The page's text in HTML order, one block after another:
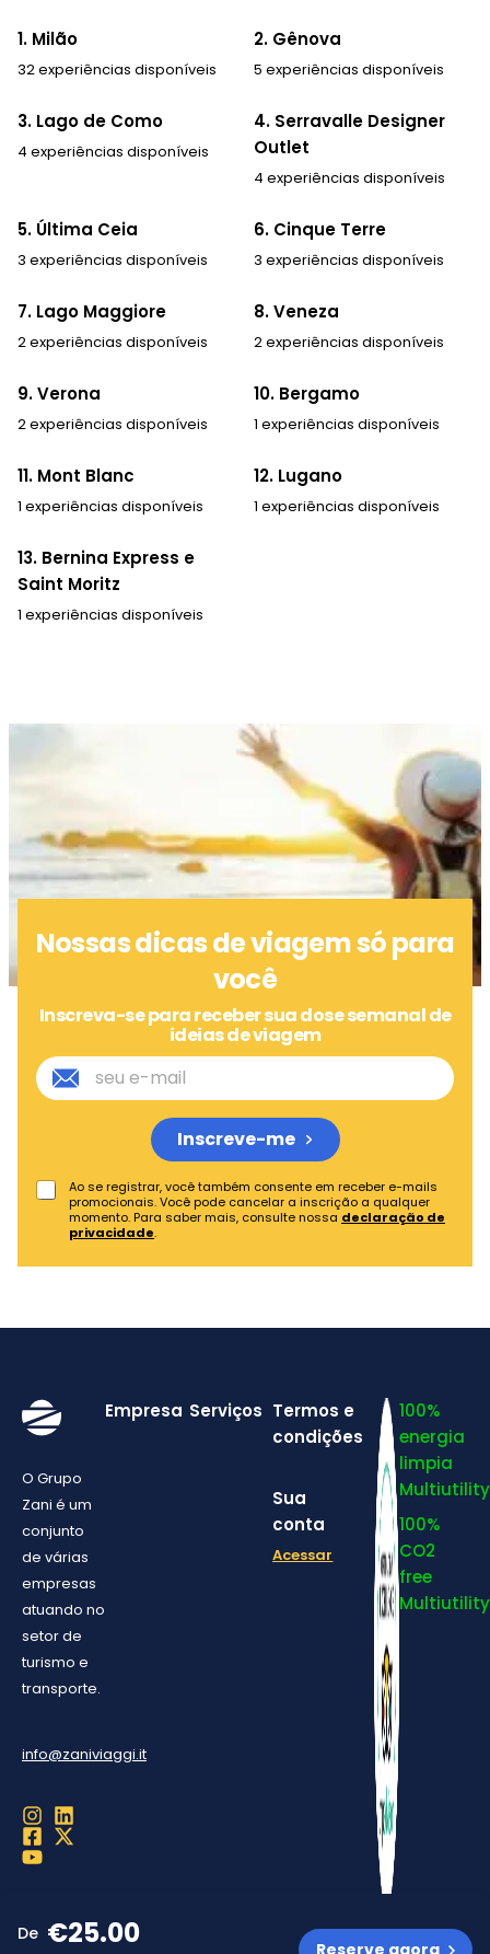
De €25.00 Reserve agora
1. Milão
32 experiências disponíveis
2. Gênova
5 experiências disponíveis
3. Lago de Como
4 experiências disponíveis
4. Serravalle Designer
Outlet
4 experiências disponíveis
5. Última Ceia
3 experiências disponíveis
6. Cinque Terre
3 experiências disponíveis
7. Lago Maggiore
2 experiências disponíveis
8. Veneza
2 experiências disponíveis
9. Verona
2 experiências disponíveis
10. Bergamo
1 experiências disponíveis
11. Mont Blanc
1 experiências disponíveis
12. Lugano
1 experiências disponíveis
13. Bernina Express e
Saint Moritz
1 experiências disponíveis
Nossas dicas de viagem só para
você
Inscreva-se para receber sua dose semanal de
ideias de viagem
Ao se registrar, você também consente em receber e-mails
promocionais. Você pode cancelar a inscrição a qualquer
momento. Para saber mais, consulte nossa declaração de
privacidade.
Inscreve-me
O Grupo
Zani é um
conjunto
de várias
empresas
atuando no
setor de
turismo e
transporte.
info@zaniviaggi.it
Empresa Serviços Termos e
condições
Sua
conta
Acessar
100%
energia
limpia
Multiutility
100%
CO2
free
Multiutility